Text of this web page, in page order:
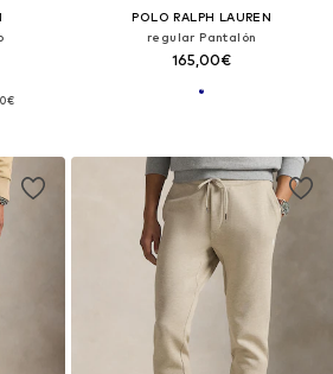
POLO RALPH LAUREN
regular Pantalón
165,00€